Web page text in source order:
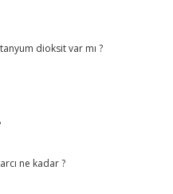
dioksit var mı ?
ne kadar ?